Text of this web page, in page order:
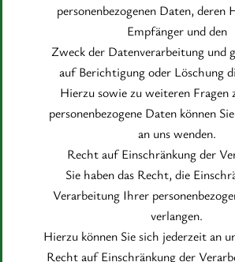
personenbezogenen Daten, deren
Empfänger und den
Zweck der Datenverarbeitung und
auf Berichtigung oder Löschung
Hierzu sowie zu weiteren Fragen
personenbezogene Daten können
an uns wenden.
Recht auf Einschränkung der
Sie haben das Recht, die
Verarbeitung Ihrer
verlangen.
Hierzu können Sie sich jederzeit an
Recht auf Einschränkung der